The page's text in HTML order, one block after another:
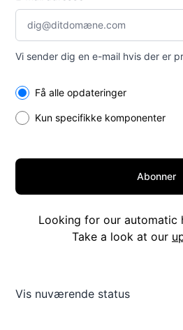
Vi sender dig en e-mail hvis der er
Select the components you want to
Få alle opdateringer
Kun specifikke komponenter
Abonner
Looking for our automatic
Take a look at our
Vis nuværende status